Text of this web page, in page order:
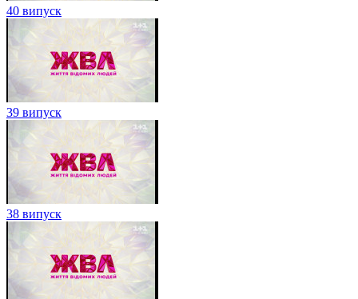
40 випуск
39 випуск
38 випуск